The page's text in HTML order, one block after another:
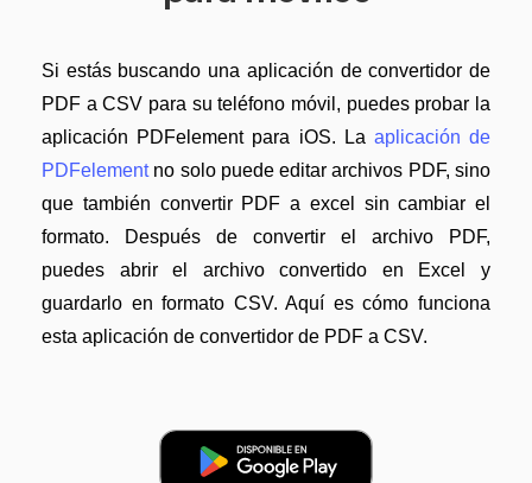
Si estás buscando una aplicación de convertidor de
PDF a CSV para su teléfono móvil, puedes probar la
aplicación PDFelement para iOS. La aplicación de
PDFelementno solo puede editar archivos PDF, sino
que también convertir PDF a excel sin cambiar el
formato. Después de convertir el archivo PDF,
puedes abrir el archivo convertido en Excel y
guardarlo en formato CSV. Aquí es cómo funciona
esta aplicación de convertidor de PDF a CSV.